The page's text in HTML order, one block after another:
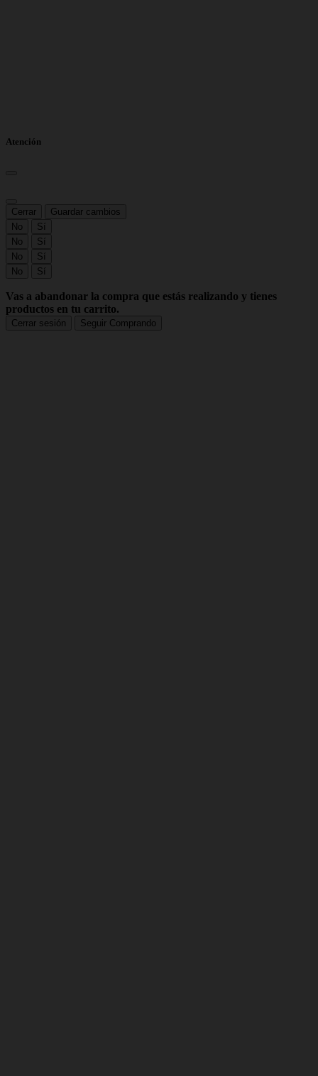
Atención
Cerrar
Guardar cambios
No
Sí
No
Sí
No
Sí
No
Sí
Vas a abandonar la compra que estás realizando y tienes
productos en tu carrito.
Cerrar sesión Seguir Comprando